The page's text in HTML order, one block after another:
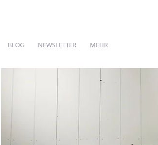
BLOG NEWSLETTER MEHR